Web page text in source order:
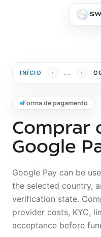
INÍCIO › ... ›
Forma de pagamento
Comprar
Google
Google Pay can be
the selected country,
verification state.
provider costs, KYC,
acceptance before